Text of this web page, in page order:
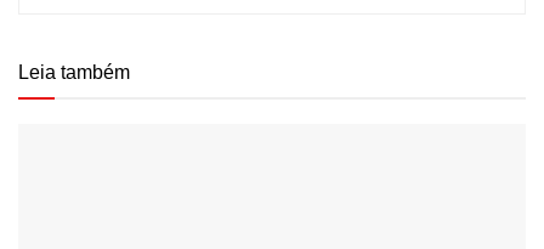
Leia também